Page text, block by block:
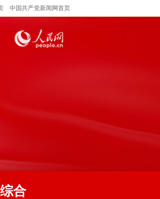
中国共产党新闻网首页
综合